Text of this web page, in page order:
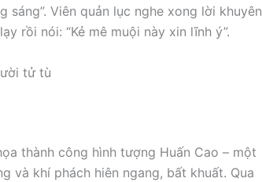
Viên quản lục nghe xong lời khuyên
rồi nói: “Kẻ mê muội này xin lĩnh ý”.
tử tù
thành công hình tượng Huấn Cao – một
và khí phách hiên ngang, bất khuất. Qua